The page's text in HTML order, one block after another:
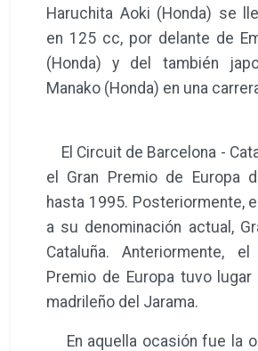
Haruchita Aoki (Honda) se
en 125 cc, por delante de
(Honda) y del también
Manako (Honda) en una
El Circuit de Barcelona -
el Gran Premio de Europa
hasta 1995. Posteriormente,
a su denominación actual,
Cataluña. Anteriormente,
Premio de Europa tuvo
madrileño del Jarama.
En aquella ocasión fue la